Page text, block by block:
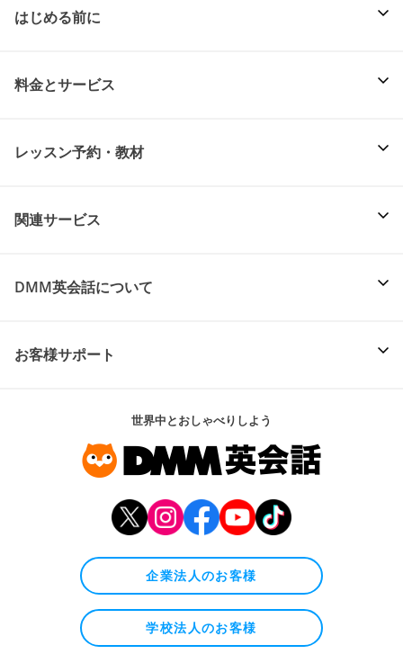
はじめる前に
料金とサービス
レッスン予約・教材
関連サービス
DMM英会話について
お客様サポート
世界中とおしゃべりしよう
企業法人のお客様
学校法人のお客様